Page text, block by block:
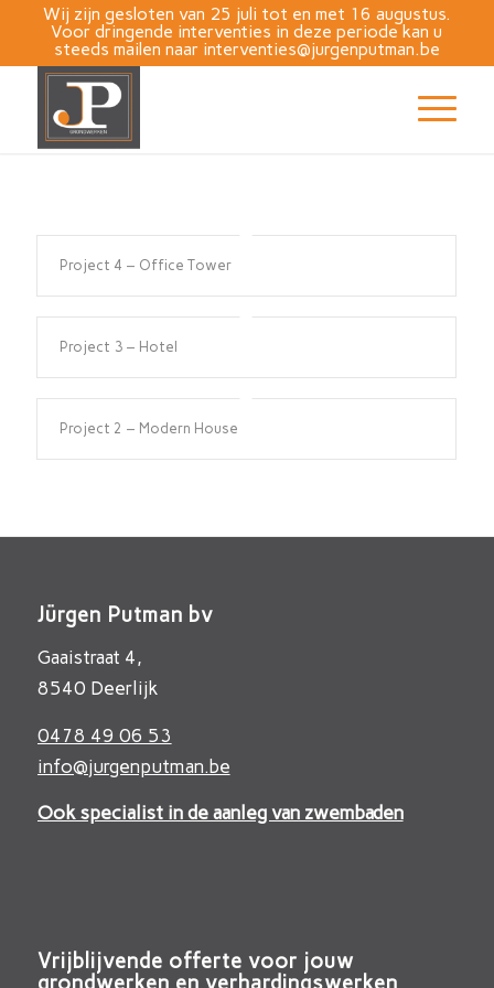
Wij zijn gesloten van 25 juli tot en met 16 augustus.
Voor dringende interventies in deze periode kan u
steeds mailen naar interventies@jurgenputman.be
Project 4 – Office Tower
Project 3 – Hotel
Project 2 – Modern House
Jürgen Putman bv
Gaaistraat 4,
8540 Deerlijk
0478 49 06 53
info@jurgenputman.be
Ook specialist in de aanleg van zwembaden
Vrijblijvende offerte voor jouw
grondwerken en verhardingswerken